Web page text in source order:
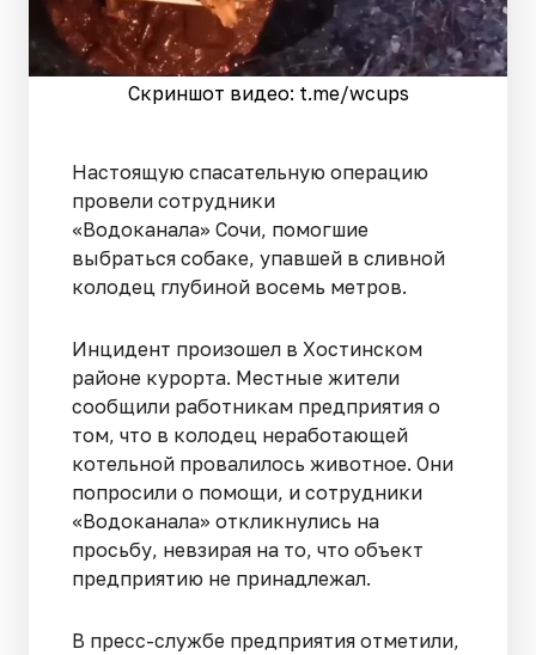
Скриншот видео: t.me/wcups
Настоящую спасательную операцию
провели сотрудники
«Водоканала» Сочи, помогшие
выбраться собаке, упавшей в сливной
колодец глубиной восемь метров.
Инцидент произошел в Хостинском
районе курорта. Местные жители
сообщили работникам предприятия о
том, что в колодец неработающей
котельной провалилось животное. Они
попросили о помощи, и сотрудники
«Водоканала» откликнулись на
просьбу, невзирая на то, что объект
предприятию не принадлежал.
В пресс-службе предприятия отметили,